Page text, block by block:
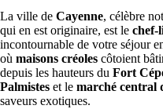
La ville de Cayenne, célèbre
qui en est originaire, est le chef-
incontournable de votre séjour
où maisons créoles côtoient
depuis les hauteurs du Fort
Palmistes et le marché central
saveurs exotiques.